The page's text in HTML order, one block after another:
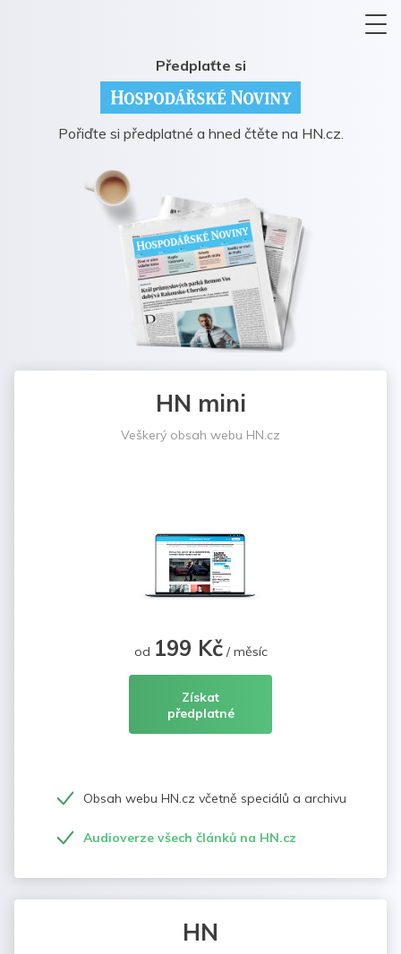
Předplaťte si
Pořiďte si předplatné a hned čtěte na HN.cz.
HN mini
Veškerý obsah webu HN.cz
od 199 Kč/ měsíc
Získat
předplatné
Obsah webu HN.cz včetně speciálů a archivu
Audioverze všech článků na HN.cz
HN